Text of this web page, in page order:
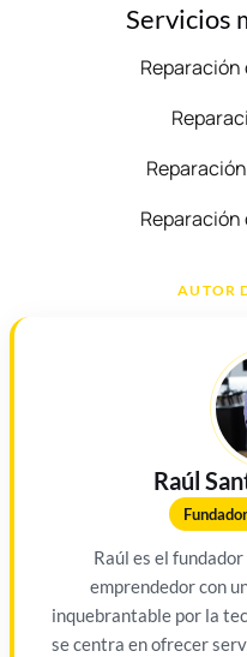
Servicios
Reparación
Reparación
AUTOR
Raúl
Raúl es el
emprendedor con
inquebrantable por la
se centra en ofrecer